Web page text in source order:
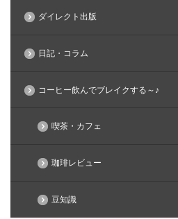
ダイレクト出版
日記・コラム
コーヒー飲んでブレイクする～♪
喫茶・カフェ
珈琲レビュー
豆知識